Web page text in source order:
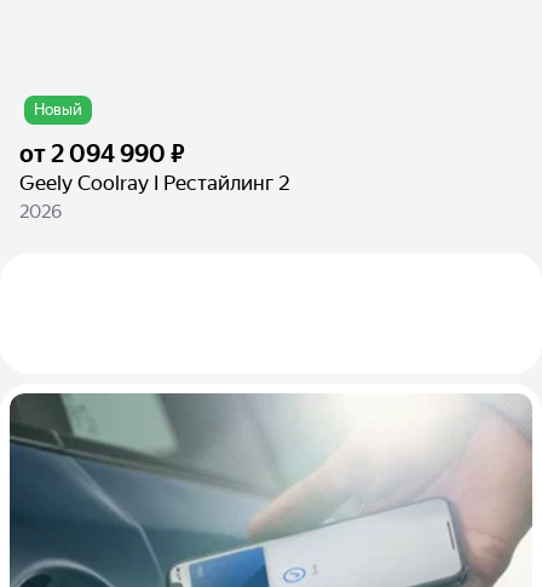
Новый
от2 094 990 ₽
Geely Coolray I Рестайлинг 2
2026